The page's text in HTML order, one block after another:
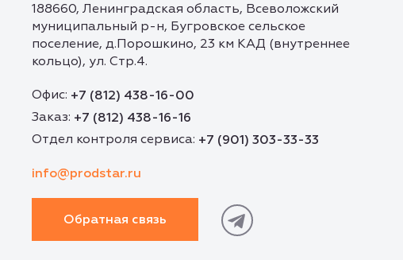
188660, Ленинградская область, Всеволожский
муниципальный р-н, Бугровское сельское
поселение, д.Порошкино, 23 км КАД (внутреннее
кольцо), ул. Стр.4.
Офис: +7 (812) 438-16-00
Заказ: +7 (812) 438-16-16
Отдел контроля сервиса: +7 (901) 303-33-33
info@prodstar.ru
Обратная связь